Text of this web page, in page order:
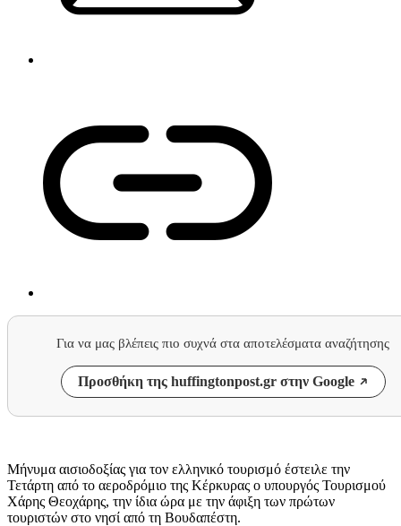
Για να μας βλέπεις πιο συχνά στα αποτελέσματα αναζήτησης
Προσθήκη της huffingtonpost.gr στην Google
Μήνυμα αισιοδοξίας για τον ελληνικό τουρισμό έστειλε την
Τετάρτη από το αεροδρόμιο της Κέρκυρας ο υπουργός Τουρισμού
Χάρης Θεοχάρης, την ίδια ώρα με την άφιξη των πρώτων
τουριστών στο νησί από τη Βουδαπέστη.